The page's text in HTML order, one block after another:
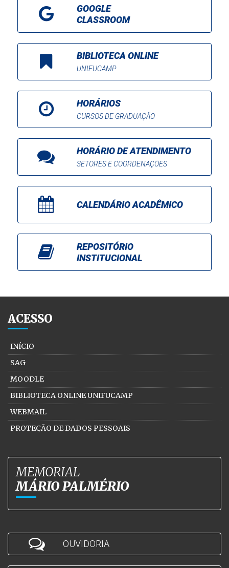
GOOGLE
CLASSROOM
BIBLIOTECA ONLINE
UNIFUCAMP
HORÁRIOS
CURSOS DE GRADUAÇÃO
HORÁRIO DE ATENDIMENTO
SETORES E COORDENAÇÕES
CALENDÁRIO ACADÊMICO
REPOSITÓRIO
INSTITUCIONAL
ACESSO
INÍCIO
SAG
MOODLE
BIBLIOTECA ONLINE UNIFUCAMP
WEBMAIL
PROTEÇÃO DE DADOS PESSOAIS
MEMORIAL
MÁRIO PALMÉRIO
OUVIDORIA